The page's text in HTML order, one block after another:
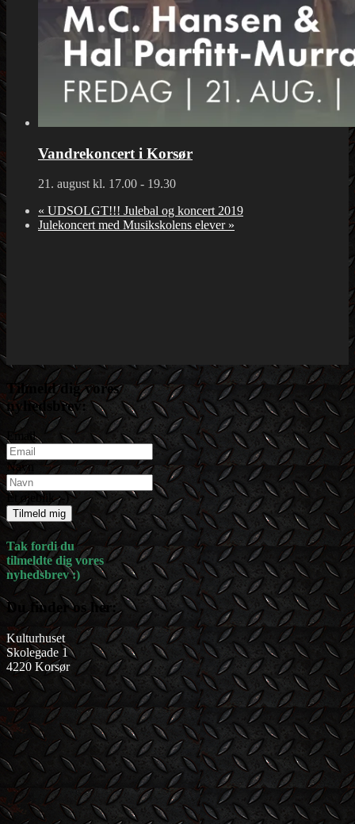
Vandrekoncert i Korsør
21. august kl. 17.00 - 19.30
« UDSOLGT!!! Julebal og koncert 2019
Julekoncert med Musikskolens elever »
Tilmeld dig vores
nyhedsbrev:
Email
Navn
Et øjeblik :-)
Tilmeld mig
Tak fordi du
tilmeldte dig vores
nyhedsbrev :)
Du finder os her:
Kulturhuset
Skolegade 1
4220 Korsør